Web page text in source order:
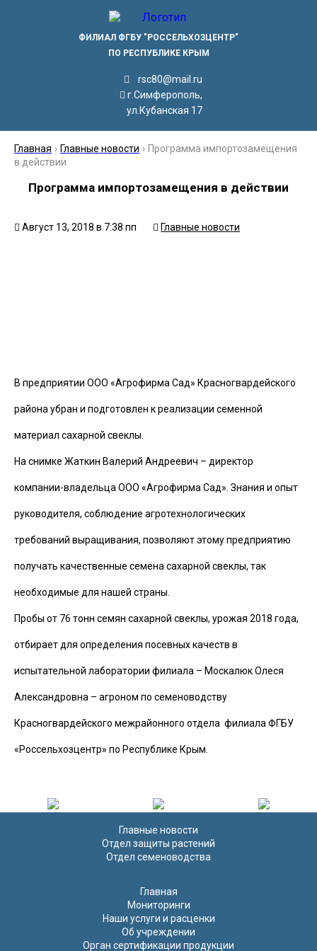
ФИЛИАЛ ФГБУ "РОССЕЛЬХОЗЦЕНТР"
ПО РЕСПУБЛИКЕ КРЫМ
rsc80@mail.ru
г.Симферополь,
ул.Кубанская 17
Главная › Главные новости › Программа импортозамещения
в действии
Программа импортозамещения в действии
Август 13, 2018 в 7:38 пп Главные новости
В предприятии ООО «Агрофирма Сад» Красногвардейского
района убран и подготовлен к реализации семенной
материал сахарной свеклы.
На снимке Жаткин Валерий Андреевич – директор
компании-владельца ООО «Агрофирма Сад». Знания и опыт
руководителя, соблюдение агротехнологических
требований выращивания, позволяют этому предприятию
получать качественные семена сахарной свеклы, так
необходимые для нашей страны.
Пробы от 76 тонн семян сахарной свеклы, урожая 2018 года,
отбирает для определения посевных качеств в
испытательной лаборатории филиала – Москалюк Олеся
Александровна – агроном по семеноводству
Красногвардейского межрайонного отдела филиала ФГБУ
«Россельхозцентр» по Республике Крым.
Главные новости
Отдел защиты растений
Отдел семеноводства
Главная
Мониторинги
Наши услуги и расценки
Об учреждении
Орган сертификации продукции